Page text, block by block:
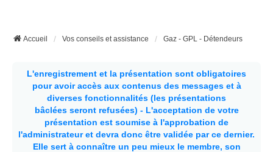
Accueil Vos conseils et assistance Gaz - GPL - Détendeurs
L'enregistrement et la présentation sont obligatoires
pour avoir accès aux contenus des messages et à
diverses fonctionnalités (les présentations
bâclées seront refusées) - L'acceptation de votre
présentation est soumise à l'approbation de
l'administrateur et devra donc être validée par ce dernier.
Elle sert à connaître un peu mieux le membre, son